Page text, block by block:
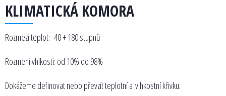
KLIMATICKÁ KOMORA
Rozmezí teplot: -40 + 180 stupnů
Rozmení vhlkosti: od 10% do 98%
Dokážeme definovat nebo převzít teplotní a vlhkostní křivku.